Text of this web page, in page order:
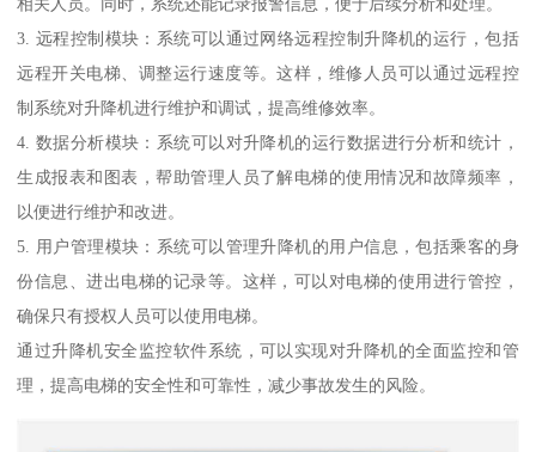
相关人员。同时，系统还能记录报警信息，便于后续分析和处理。
3. 远程控制模块：系统可以通过网络远程控制升降机的运行，包括
远程开关电梯、调整运行速度等。这样，维修人员可以通过远程控
制系统对升降机进行维护和调试，提高维修效率。
4. 数据分析模块：系统可以对升降机的运行数据进行分析和统计，
生成报表和图表，帮助管理人员了解电梯的使用情况和故障频率，
以便进行维护和改进。
5. 用户管理模块：系统可以管理升降机的用户信息，包括乘客的身
份信息、进出电梯的记录等。这样，可以对电梯的使用进行管控，
确保只有授权人员可以使用电梯。
通过升降机安全监控软件系统，可以实现对升降机的全面监控和管
理，提高电梯的安全性和可靠性，减少事故发生的风险。